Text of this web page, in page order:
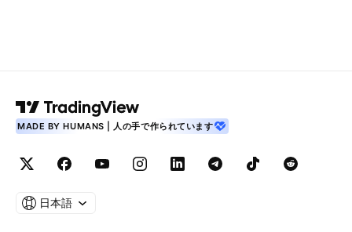
MADE BY HUMANS | 人の手で作られています
日本語